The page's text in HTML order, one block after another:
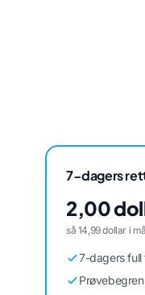
7-dagers
2,00
så 14,99 dollar i
7-dagers